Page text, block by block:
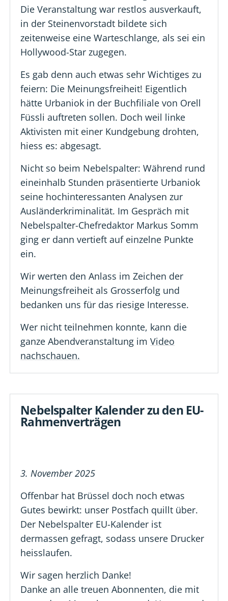
Die Veranstaltung war restlos ausverkauft,
in der Steinenvorstadt bildete sich
zeitenweise eine Warteschlange, als sei ein
Hollywood-Star zugegen.
Es gab denn auch etwas sehr Wichtiges zu
feiern: Die Meinungsfreiheit! Eigentlich
hätte Urbaniok in der Buchfiliale von Orell
Füssli auftreten sollen. Doch weil linke
Aktivisten mit einer Kundgebung drohten,
hiess es: abgesagt.
Nicht so beim Nebelspalter: Während rund
eineinhalb Stunden präsentierte Urbaniok
seine hochinteressanten Analysen zur
Ausländerkriminalität. Im Gespräch mit
Nebelspalter-Chefredaktor Markus Somm
ging er dann vertieft auf einzelne Punkte
ein.
Wir werten den Anlass im Zeichen der
Meinungsfreiheit als Grosserfolg und
bedanken uns für das riesige Interesse.
Wer nicht teilnehmen konnte, kann die
ganze Abendveranstaltung imVideo
nachschauen.
Nebelspalter Kalender zu den EU-
Rahmenverträgen
3. November 2025
Offenbar hat Brüssel doch noch etwas
Gutes bewirkt: unser Postfach quillt über.
Der Nebelspalter EU-Kalender ist
dermassen gefragt, sodass unsere Drucker
heisslaufen.
Wir sagen herzlich Danke!
Danke an alle treuen Abonnenten, die mit